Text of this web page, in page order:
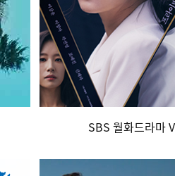
SBS 월화드라마